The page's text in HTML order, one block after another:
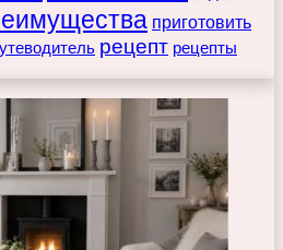
приготовить
рецепт рецепты